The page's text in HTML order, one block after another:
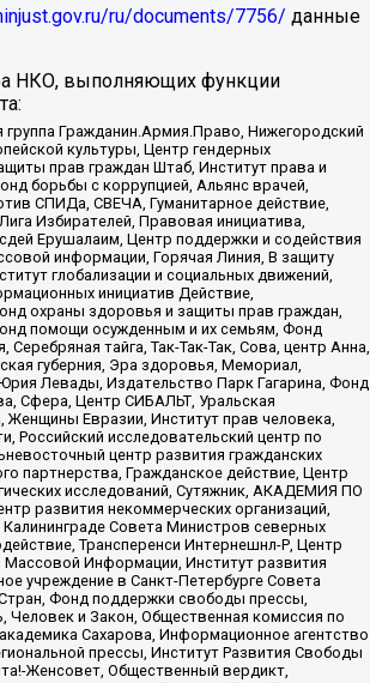
ru/documents/7756/ данные
НКО, выполняющих функции
Гражданин.Армия.Право, Нижегородский
культуры, Центр гендерных
прав граждан Штаб, Институт права и
борьбы с коррупцией, Альянс врачей,
СПИДа, СВЕЧА, Гуманитарное действие,
Избирателей, Правовая инициатива,
Ерушалаим, Центр поддержки и содействия
информации, Горячая Линия, В защиту
глобализации и социальных движений,
инициатив Действие,
охраны здоровья и защиты прав граждан,
помощи осужденным и их семьям, Фонд
Серебряная тайга, Так-Так-Так, Сова, центр Анна,
губерния, Эра здоровья, Мемориал,
Левады, Издательство Парк Гагарина, Фонд
Сфера, Центр СИБАЛЬТ, Уральская
Женщины Евразии, Институт прав человека,
Российский исследовательский центр по
центр развития гражданских
партнерства, Гражданское действие, Центр
исследований, Сутяжник, АКАДЕМИЯ ПО
развития некоммерческих организаций,
Совета Министров северных
Трансперенси Интернешнл-Р, Центр
Информации, Институт развития
учреждение в Санкт-Петербурге Совета
Фонд поддержки свободы прессы,
Человек и Закон, Общественная комиссия по
Сахарова, Информационное агентство
прессы, Институт Развития Свободы
Женсовет, Общественный вердикт,